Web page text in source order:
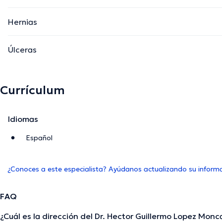
Hernias
Úlceras
Currículum
Idiomas
Español
¿Conoces a este especialista? Ayúdanos actualizando su
FAQ
¿Cuál es la dirección del Dr. Hector Guillermo Lopez